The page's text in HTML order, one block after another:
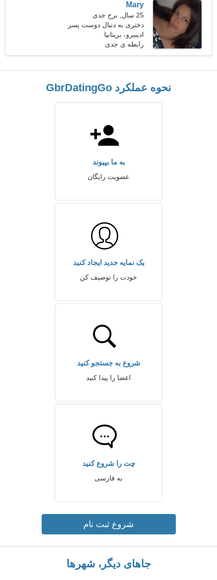
Mary
25 سال, برج جدی
دختری به دنبال دوست پسر
29-33
ادینبرو، بریتانیا
رابطه ی جدی
نحوه عملکرد GbrDatingGo
به ما بپیوند
عضویت رایگان
یک نمایه جدید ایجاد کنید
خودت را توصیف کن
شروع به جستجو کنید
اعضا را پیدا کنید
چت را شروع کنید
به فارسی
شروع ثبت نام
جاهای دیگر، شهرها